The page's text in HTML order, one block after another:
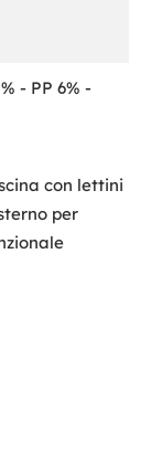
- PP 6% -
con lettini
per